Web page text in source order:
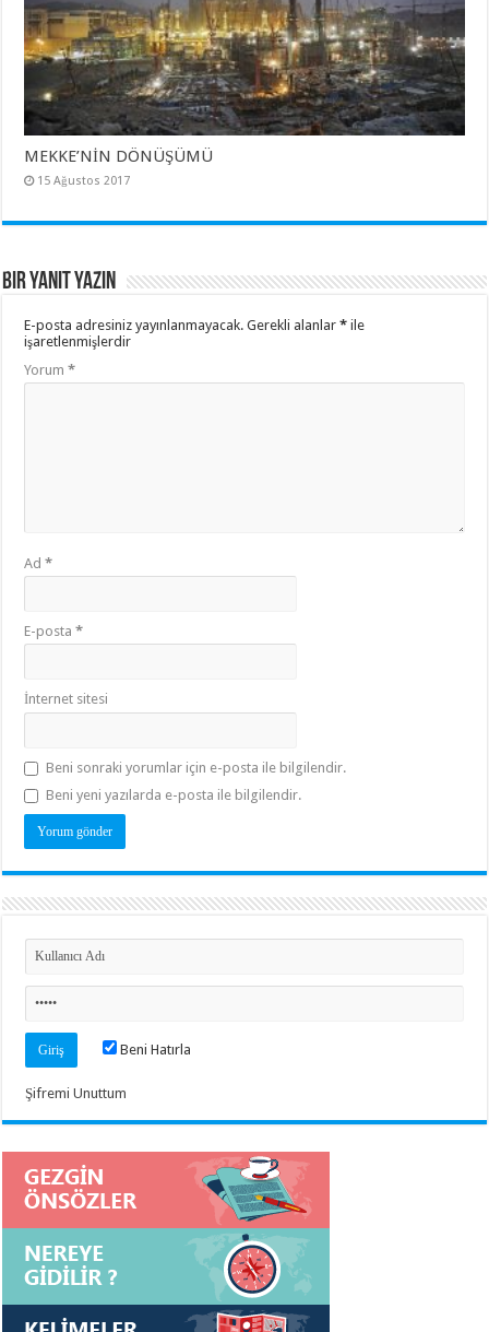
MEKKE’NİN DÖNÜŞÜMÜ
15 Ağustos 2017
Bir yanıt yazın
E-posta adresiniz yayınlanmayacak. Gerekli alanlar* ile
işaretlenmişlerdir
Yorum*
Ad*
E-posta*
İnternet sitesi
Beni sonraki yorumlar için e-posta ile bilgilendir.
Beni yeni yazılarda e-posta ile bilgilendir.
Beni Hatırla
Şifremi Unuttum